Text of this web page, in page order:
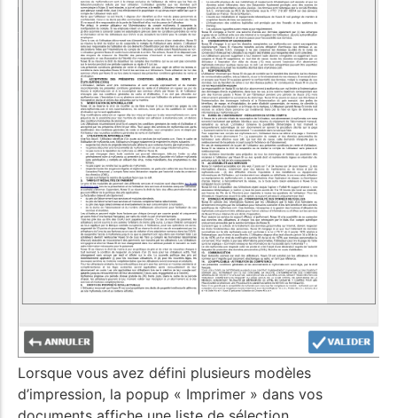
Lorsque vous avez défini plusieurs modèles
d’impression, la popup « Imprimer » dans vos